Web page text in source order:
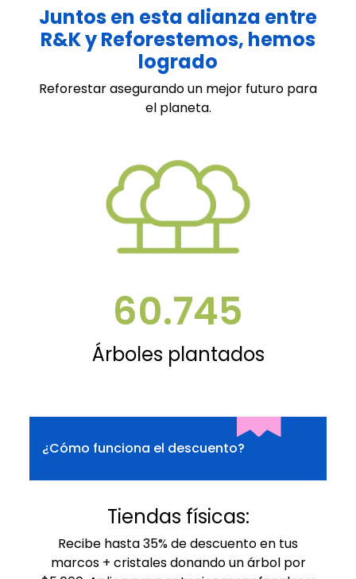
Juntos en esta alianza entre
R&K y Reforestemos, hemos
logrado
Reforestar asegurando un mejor futuro para
el planeta.
60.745
Árboles plantados
¿Cómo funciona el descuento?
Tiendas físicas:
Recibe hasta 35% de descuento en tus
marcos + cristales donando un árbol por